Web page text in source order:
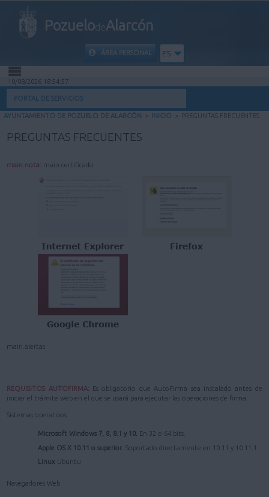
PozuelodeAlarcón
ÁREA PERSONAL ES
INICIO
INFORMACIÓN MUNICIPAL
10/08/2026 18:54:58
PORTAL DE SERVICIOS
AYUNTAMIENTO DE POZUELO DE ALARCÓN > INICIO > PREGUNTAS FRECUENTES
PREGUNTAS FRECUENTES
main.nota: main.certificado
main.alertas
REQUISITOS AUTOFIRMA: Es obligatorio que AutoFirma sea instalado antes de
iniciar el trámite web en el que se usará para ejecutar las operaciones de firma.
Sistemas operativos
Microsoft Windows 7, 8, 8.1 y 10. En 32 o 64 bits.
Apple OS X 10.11 o superior. Soportado directamente en 10.11 y 10.11.1.
Linux Ubuntu
Navegadores Web